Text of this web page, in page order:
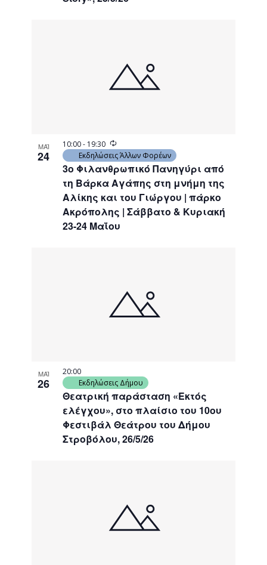
ΜΑΪ
24
3ο Φιλανθρωπικό Πανηγύρι από
τη Βάρκα Αγάπης στη μνήμη της
Αλίκης και του Γιώργου | πάρκο
Ακρόπολης | Σάββατο & Κυριακή
23-24 Μαΐου
10:00- 19:30
Recurring
Εκδηλώσεις Άλλων Φορέων
ΜΑΪ
26
Θεατρική παράσταση «Εκτός
ελέγχου», στο πλαίσιο του 10ου
Φεστιβάλ Θεάτρου του Δήμου
Στροβόλου, 26/5/26
20:00
Εκδηλώσεις Δήμου